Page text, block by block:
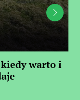
warto i